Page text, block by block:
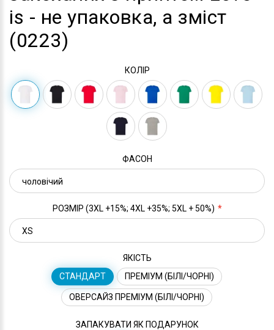
is - не упаковка, а зміст
(0223)
КОЛІР
ФАСОН
РОЗМІР (3XL +15%; 4XL +35%; 5XL + 50%)
ЯКІСТЬ
СТАНДАРТ
ПРЕМІУМ (БІЛІ/ЧОРНІ)
ОВЕРСАЙЗ ПРЕМІУМ (БІЛІ/ЧОРНІ)
ЗАПАКУВАТИ ЯК ПОДАРУНОК